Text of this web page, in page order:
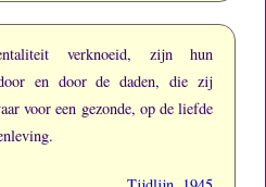
verknoeid, zijn hun
en door de daden, die zij
voor een gezonde, op de liefde